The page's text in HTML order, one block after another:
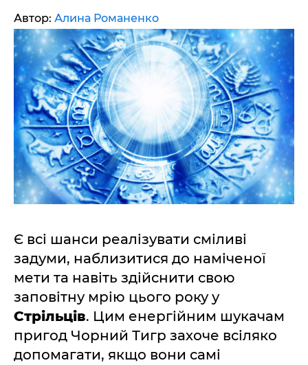
Автор: Алина Романенко
Є всі шанси реалізувати сміливі
задуми, наблизитися до наміченої
мети та навіть здійснити свою
заповітну мрію цього року у
Стрільців. Цим енергійним шукачам
пригод Чорний Тигр захоче всіляко
допомагати, якщо вони самі